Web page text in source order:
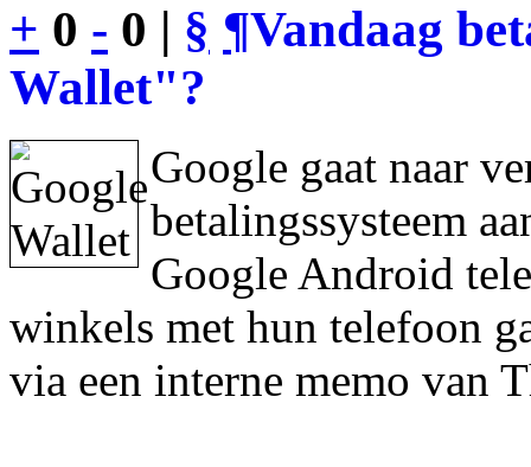
+ 0 - 0 | § ¶Vandaag
Wallet"?
Google gaat naar
betalingssysteem
Google Android
winkels met hun telefoon
via een interne memo van